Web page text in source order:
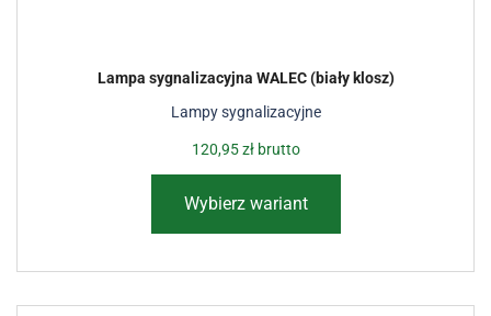
Lampy sygnalizacyjne
Lampa sygnalizacyjna WALEC (biały klosz)
120,95złbrutto
Wybierz wariant